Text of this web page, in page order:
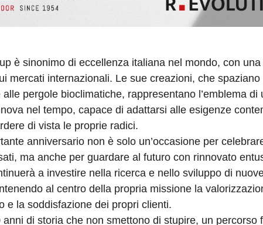
è sinonimo di eccellenza italiana nel mondo, con
mercati internazionali. Le sue creazioni, che spaziano
pergole bioclimatiche, rappresentano l’emblema di
nel tempo, capace di adattarsi alle esigenze
di vista le proprie radici.
anniversario non è solo un’occasione per
ma anche per guardare al futuro con rinnovato
a investire nella ricerca e nello sviluppo di
al centro della propria missione la
e la soddisfazione dei propri clienti.
anni di storia che non smettono di stupire, un percorso